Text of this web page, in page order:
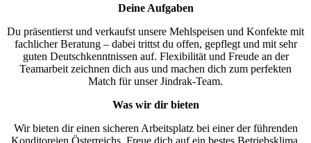
Deine Aufgaben
Du präsentierst und verkaufst unsere Mehlspeisen und Konfekte mit
fachlicher Beratung – dabei trittst du offen, gepflegt und mit sehr
guten Deutschkenntnissen auf. Flexibilität und Freude an der
Teamarbeit zeichnen dich aus und machen dich zum perfekten
Match für unser Jindrak-Team.
Was wir dir bieten
Wir bieten dir einen sicheren Arbeitsplatz bei einer der führenden